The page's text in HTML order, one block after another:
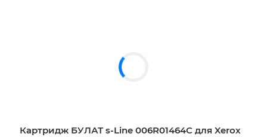
Картридж БУЛАТ s-Line 006R01464C для Xerox